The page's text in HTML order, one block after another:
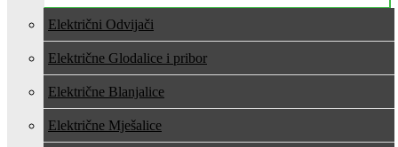
Električni Odvijači
Električne Glodalice i pribor
Električne Blanjalice
Električne Mješalice